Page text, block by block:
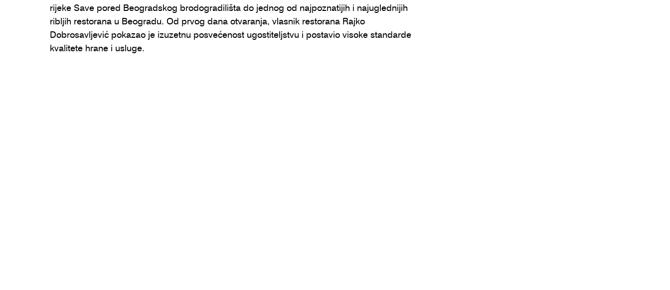
rijeke Save pored Beogradskog brodogradilišta do jednog od najpoznatijih i najuglednijih
ribljih restorana u Beogradu. Od prvog dana otvaranja, vlasnik restorana Rajko
Dobrosavljević pokazao je izuzetnu posvećenost ugostiteljstvu i postavio visoke standarde
kvalitete hrane i usluge.